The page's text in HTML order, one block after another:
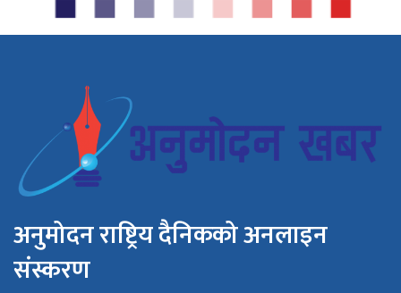
अनुमोदन राष्ट्रिय दैनिकको अनलाइन
संस्करण